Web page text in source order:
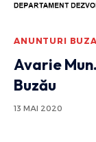
ANUNTURI
Avarie
Buzău
13 MAI 2020